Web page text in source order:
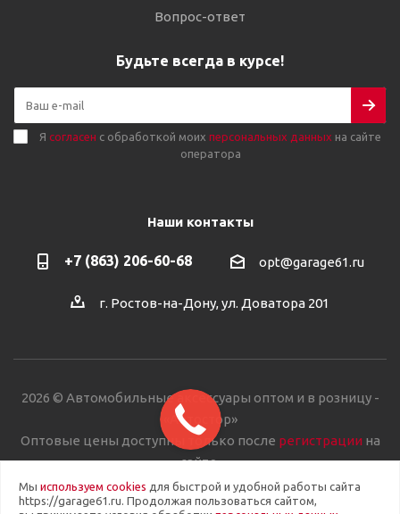
Вопрос-ответ
Будьте всегда в курсе!
Я согласен с обработкой моих персональных данных на сайте
оператора
Наши контакты
+7 (863) 206-60-68 opt@garage61.ru
г. Ростов-на-Дону, ул. Доватора 201
2026 © Автомобильные аксессуары оптом и в розницу -
«Автостор»
Оптовые цены доступны только после регистрации на
сайте.
Мы используем cookies для быстрой и удобной работы сайта
https://garage61.ru. Продолжая пользоваться сайтом,